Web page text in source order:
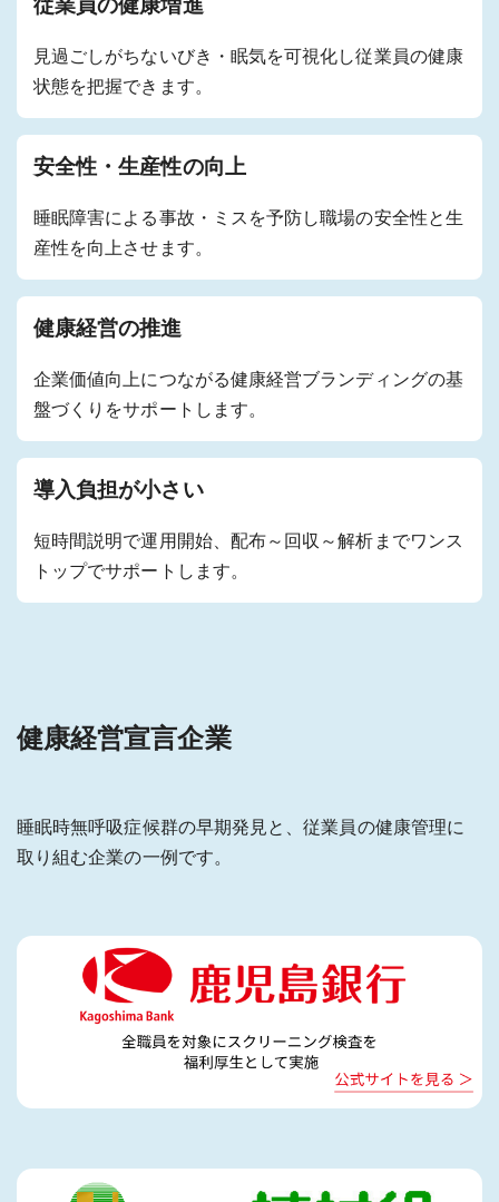
見過ごしがちないびき・眠気を可視化し従業員の健康
状態を把握できます。
安全性・生産性の向上
睡眠障害による事故・ミスを予防し職場の安全性と生
産性を向上させます。
健康経営の推進
企業価値向上につながる健康経営ブランディングの基
盤づくりをサポートします。
導入負担が小さい
短時間説明で運用開始、配布～回収～解析までワンス
トップでサポートします。
健康経営宣言企業
睡眠時無呼吸症候群の早期発見と、従業員の健康管理に
取り組む企業の一例です。